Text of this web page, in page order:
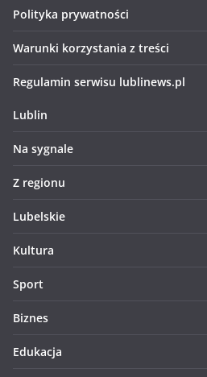
Polityka prywatności
Warunki korzystania z treści
Regulamin serwisu lublinews.pl
Lublin
Na sygnale
Z regionu
Lubelskie
Kultura
Sport
Biznes
Edukacja